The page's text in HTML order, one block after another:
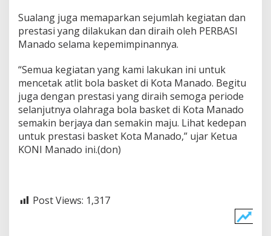
Sualang juga memaparkan sejumlah kegiatan dan
prestasi yang dilakukan dan diraih oleh PERBASI
Manado selama kepemimpinannya.
“Semua kegiatan yang kami lakukan ini untuk
mencetak atlit bola basket di Kota Manado. Begitu
juga dengan prestasi yang diraih semoga periode
selanjutnya olahraga bola basket di Kota Manado
semakin berjaya dan semakin maju. Lihat kedepan
untuk prestasi basket Kota Manado,” ujar Ketua
KONI Manado ini.(don)
Post Views: 1,317